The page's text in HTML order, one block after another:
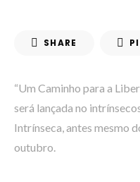
SHARE
“Um Caminho para a
será lançada no
Intrínseca, antes mesmo
outubro.